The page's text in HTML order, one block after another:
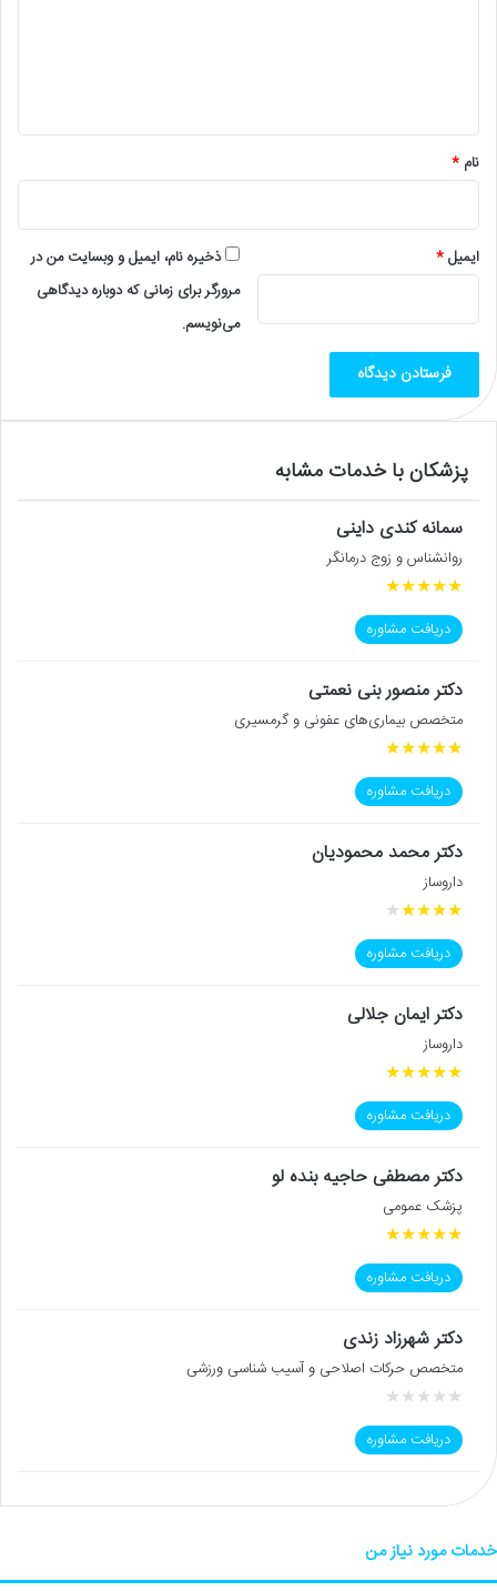
نام *
ایمیل*
ذخیره نام، ایمیل و وبسایت من در
مرورگر برای زمانی که دوباره دیدگاهی
می‌نویسم.
پزشکان با خدمات مشابه
سمانه کندی داینی
روانشناس و زوج درمانگر
★
★
★
★
★
دریافت مشاوره
دکتر منصور بنی نعمتی
متخصص بیماری‌های عفونی و گرمسیری
★
★
★
★
★
دریافت مشاوره
دکتر محمد محمودیان
داروساز
★
★
★
★
★
دریافت مشاوره
دکتر ایمان جلالی
داروساز
★
★
★
★
★
دریافت مشاوره
دکتر مصطفی حاجیه بنده لو
پزشک عمومی
★
★
★
★
★
دریافت مشاوره
دکتر شهرزاد زندی
متخصص حرکات اصلاحی و آسیب شناسی ورزشی
★
★
★
★
★
دریافت مشاوره
خدمات مورد نیاز من